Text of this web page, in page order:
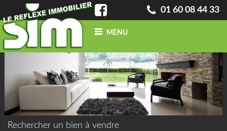
01 60 08 44 33
MENU
ACCUEIL
QUI SOMMES-NOUS ?
INFO
BLOG
CONTACT
ACHETERUN BIEN
Rechercher un bien à vendre